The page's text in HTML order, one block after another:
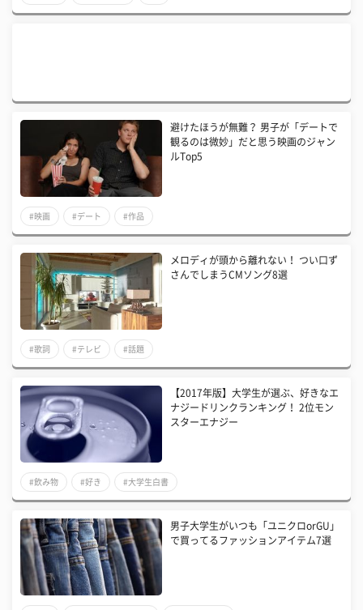
避けたほうが無難？ 男子が「デートで
観るのは微妙」だと思う映画のジャン
ルTop5
#映画 #デート #作品
メロディが頭から離れない！ つい口ず
さんでしまうCMソング8選
#歌詞 #テレビ #話題
【2017年版】大学生が選ぶ、好きなエ
ナジードリンクランキング！ 2位モン
スターエナジー
#飲み物 #好き #大学生白書
男子大学生がいつも「ユニクロorGU」
で買ってるファッションアイテム7選